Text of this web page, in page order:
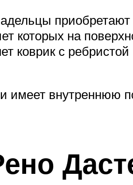
которых на
коврик с
внутреннюю